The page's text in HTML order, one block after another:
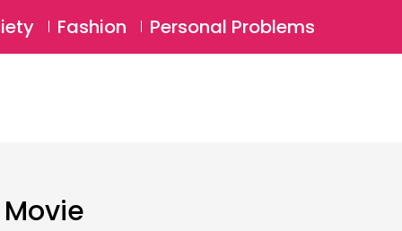
Login ⚲
Fashion Personal Problems